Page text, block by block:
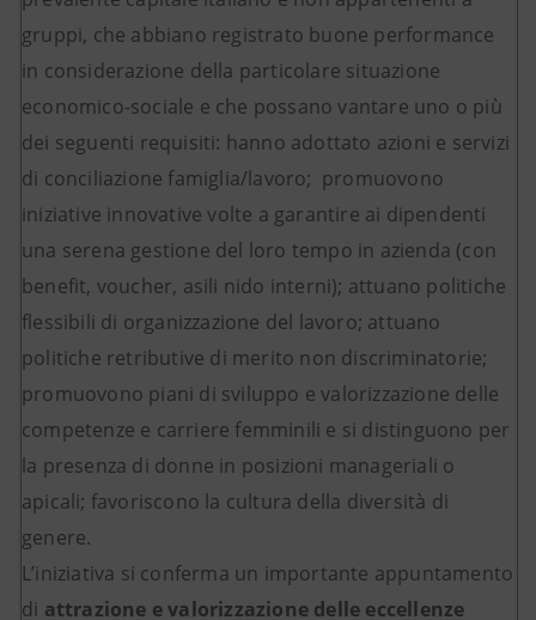
gruppi, che abbiano registrato buone performance
in considerazione della particolare situazione
economico-sociale e che possano vantare uno o più
dei seguenti requisiti: hanno adottato azioni e servizi
di conciliazione famiglia/lavoro; promuovono
iniziative innovative volte a garantire ai dipendenti
una serena gestione del loro tempo in azienda (con
benefit, voucher, asili nido interni); attuano politiche
flessibili di organizzazione del lavoro; attuano
politiche retributive di merito non discriminatorie;
promuovono piani di sviluppo e valorizzazione delle
competenze e carriere femminili e si distinguono per
la presenza di donne in posizioni manageriali o
apicali; favoriscono la cultura della diversità di
genere.
L’iniziativa si conferma un importante appuntamento
di attrazione e valorizzazione delle eccellenze